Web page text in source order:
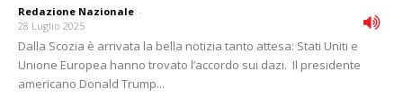
Redazione Nazionale -
28 Luglio 2025
Dalla Scozia è arrivata la bella notizia tanto attesa: Stati Uniti e
Unione Europea hanno trovato l’accordo sui dazi. Il presidente
americano Donald Trump...